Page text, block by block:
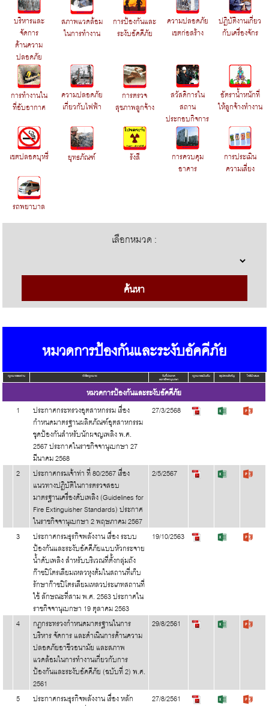
บริหารและ
จัดการ
ด้านความ
ปลอดภัย
สภาพแวดล้อม
ในการทำงาน
การป้องกันและ
ระงับอัคคีภัย
ความปลอดภัย
เขตก่อสร้าง
ปฏิบัติงานเกี่ยว
กับเครื่องจักร
การทำงานใน
ที่อับอากาศ
ความปลอดภัย
เกี่ยวกับไฟฟ้า
การตรวจ
สุขภาพลูกจ้าง
สวัสดิการใน
สถาน
ประกอบกิจการ
อัตราน้ำหนักที่
ให้ลูกจ้างทำงาน
เขตปลอดบุหรี่ ยุทธภัณฑ์ รังสี การควบคุม
อาคาร
การประเมิน
ความเสี่ยง
รถพยาบาล
เลือกหมวด :
หมวดการป้องกันและระงับอัคคีภัย
กฎหมายของท่าน หัวข้อกฎหมาย วันที่ประกาศ
ลงราชกิจจานุเบกษา
กฎหมายฉบับเต็ม สรุปสาระสำคัญ ไฟล์นำเสนอ
หมวดการป้องกันและระงับอัคคีภัย
1
ประกาศกระทรวงอุตสาหกรรม เรื่อง
กำหนดมาตรฐานผลิตภัณฑ์อุตสาหกรรม
ชุดป้องกันสำหรับนักผจญเพลิง พ.ศ.
2567 ประกาศในราชกิจจานุเบกษา 27
มีนาคม 2568
27/3/2568
2 ประกาศกรมเจ้าท่า ที่ 80/2567 เรื่อง
แนวทางปฏิบัติในการตรวจสอบ
มาตรฐานเครื่องดับเพลิง (Guidelines for
Fire Extinguisher Standards) ประกาศ
ในราชกิจจานุเบกษา 2 พฤษภาคม 2567
2/5/2567
3 ประกาศกรมธุรกิจพลังงาน เรื่อง ระบบ
ป้องกันและระงับอัคคีภัยแบบหัวกระจาย
น้ำดับเพลิง สำหรับบริเวณที่ตั้งกลุ่มถัง
ก๊าซปิโตรเลียมเหลวหุงต้มในสถานที่เก็บ
รักษาก๊าซปิโตรเลียมเหลวประเภทสถานที่
ใช้ ลักษณะที่สาม พ.ศ. 2563 ประกาศใน
ราชกิจจานุเบกษา 19 ตุลาคม 2563
19/10/2563
4 กฎกระทรวงกำหนดมาตรฐานในการ
บริหาร จัดการ และดำเนินการด้านความ
ปลอดภัยอาชีวอนามัย และสภาพ
แวดล้อมในการทำงานเกี่ยวกับการ
ป้องกันและระงับอัคคีภัย (ฉบับที่ 2) พ.ศ.
2561
29/8/2561
5 ประกาศกรมธุรกิจพลังงาน เรื่อง หลัก 27/8/2561